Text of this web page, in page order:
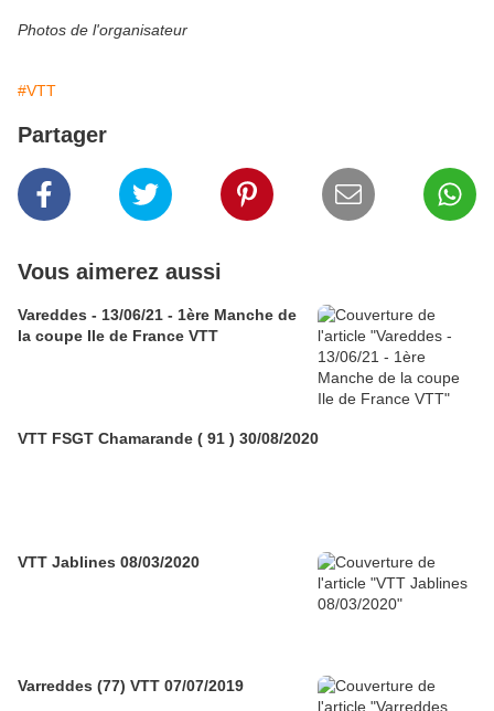
Photos de l'organisateur
#VTT
Partager
Vous aimerez aussi
Vareddes - 13/06/21 - 1ère Manche de
la coupe Ile de France VTT
VTT FSGT Chamarande ( 91 ) 30/08/2020
VTT Jablines 08/03/2020
Varreddes (77) VTT 07/07/2019